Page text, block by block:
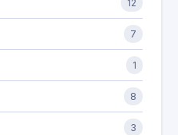
12
7
1
8
3